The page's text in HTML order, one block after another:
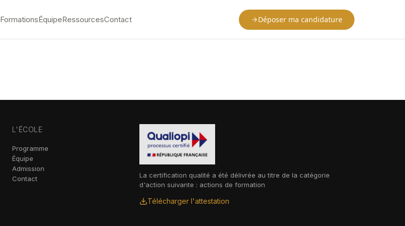
FormationsÉquipeRessourcesContact Déposer ma candidature
L'ÉCOLE
Programme
Équipe
Admission
Contact
La certification qualité a été délivrée au titre de la catégorie
d'action suivante : actions de formation
Télécharger l'attestation